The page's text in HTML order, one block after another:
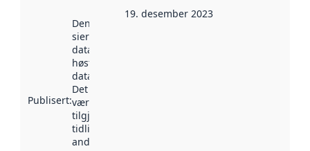
Publisert:
Denne datoen
sier når
datasettet ble
høstet av
data.norge.no.
Det kan ha
vært
tilgjengelig
tidligere
andre steder.
19. desember 2023